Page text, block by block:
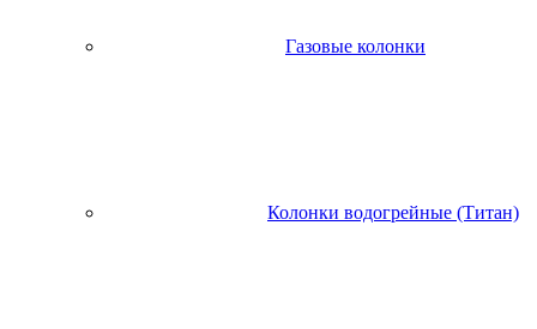
Газовые колонки
Колонки водогрейные (Титан)